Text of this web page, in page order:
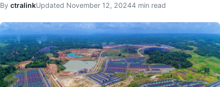
By ctralinkUpdated November 12, 20244 min read